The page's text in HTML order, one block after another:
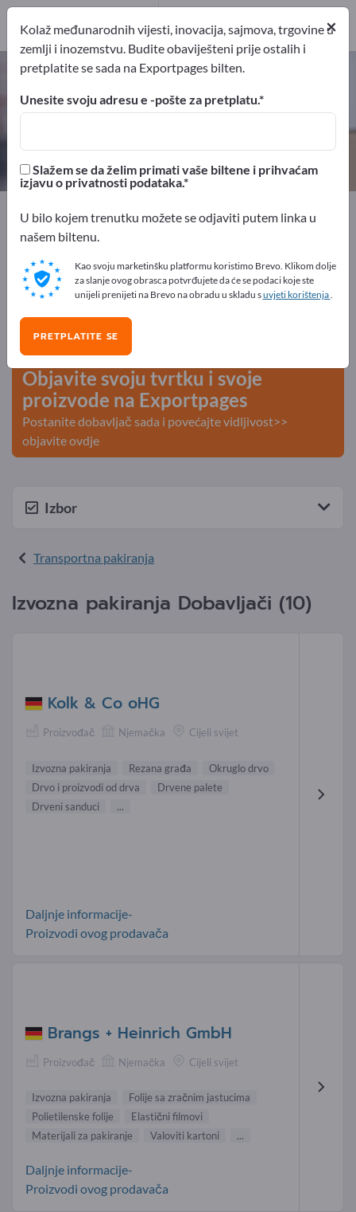
Izvozna pakiranja – pronađite
proizvođače i dobavljače
10
Exportpages
Prijevoz i Pakiranje
Transportna pakiranja
Izvozna pakiranja
Besplatno oglašavajte na
Exportpages!
Potražnja – Ponude – Polovni proizvodi – Poslovni
kontakti >> počnite ovdje
Objavite svoju tvrtku i svoje
proizvode na Exportpages
Postanite dobavljač sada i povećajte vidljivost>>
objavite ovdje
Izbor
Transportna pakiranja
Izvozna pakiranja Dobavljači (10)
Kolk & Co oHG
Proizvođač Njemačka Cijeli svijet
Izvozna pakiranja Rezana građa
Okruglo drvo
Drvo i proizvodi od drva
Drvene palete
Drveni sanduci
...
Daljnje informacije-
Proizvodi ovog prodavača
Brangs + Heinrich GmbH
Proizvođač Njemačka Cijeli svijet
Izvozna pakiranja
Folije sa zračnim jastucima
Polietilenske folije
Elastični filmovi
Materijali za pakiranje
Valoviti kartoni ...
Daljnje informacije-
Proizvodi ovog prodavača
×
Kolaž međunarodnih vijesti, inovacija, sajmova, trgovine u
zemlji i inozemstvu. Budite obaviješteni prije ostalih i
pretplatite se sada na Exportpages bilten.
Unesite svoju adresu e -pošte za pretplatu.
Slažem se da želim primati vaše biltene i prihvaćam
izjavu o privatnosti podataka.
U bilo kojem trenutku možete se odjaviti putem linka u
našem biltenu.
Kao svoju marketinšku platformu koristimo Brevo. Klikom dolje
za slanje ovog obrasca potvrđujete da će se podaci koje ste
unijeli prenijeti na Brevo na obradu u skladu suvjeti korištenja.
PRETPLATITE SE